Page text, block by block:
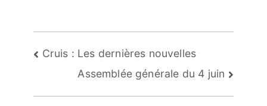
Navigation
l’article
Cruis : Les dernières nouvelles
Assemblée générale du 4 juin